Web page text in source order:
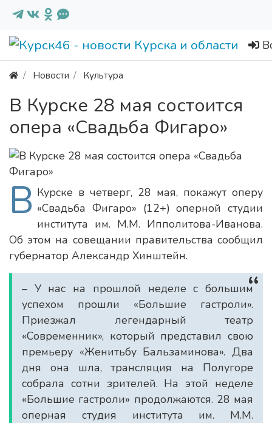
Новости Культура
В Курске 28 мая состоится
опера «Свадьба Фигаро»
В Курске в четверг, 28 мая, покажут оперу
«Свадьба Фигаро» (12+) оперной студии
института им. М.М. Ипполитова-Иванова.
Об этом на совещании правительства сообщил
губернатор Александр Хинштейн.
– У нас на прошлой неделе с большим
успехом прошли «Большие гастроли».
Приезжал легендарный театр
«Современник», который представил свою
премьеру «Женитьбу Бальзаминова». Два
дня она шла, трансляция на Полугоре
собрала сотни зрителей. На этой неделе
«Большие гастроли» продолжаются. 28 мая
оперная студия института им. М.М.